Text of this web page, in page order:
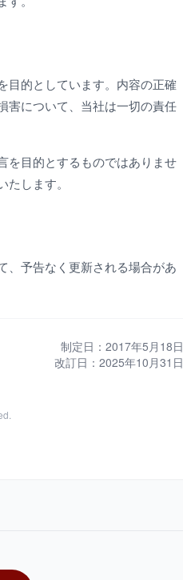
目的としています。内容の正確
害について、当社は一切の責任
を目的とするものではありませ
します。
、予告なく更新される場合があ
制定日：2017年5月18日
改訂日：2025年10月31日